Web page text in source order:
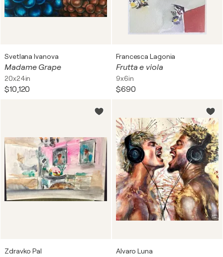
Svetlana Ivanova
Madame Grape
20x24in
$10,120
Francesca Lagonia
Frutta e viola
9x6in
$690
Zdravko Pal Alvaro Luna